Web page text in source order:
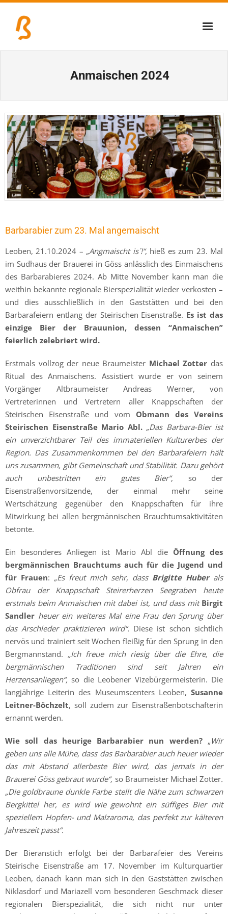
Tage der Industriekultur
Eisenstraßenmuseen
Veranstaltungen
Anmaischen 2024
Barbarabier zum 23. Mal angemaischt
Leoben, 21.10.2024 – „Angmaischt is´!“, hieß es zum 23. Mal
im Sudhaus der Brauerei in Göss anlässlich des Einmaischens
des Barbarabieres 2024. Ab Mitte November kann man die
weithin bekannte regionale Bierspezialität wieder verkosten –
und dies ausschließlich in den Gaststätten und bei den
Barbarafeiern entlang der Steirischen Eisenstraße. Es ist das
einzige Bier der Brauunion, dessen “Anmaischen”
feierlich zelebriert wird.
Erstmals vollzog der neue Braumeister Michael Zotter das
Ritual des Anmaischens. Assistiert wurde er von seinem
Vorgänger Altbraumeister Andreas Werner, von
Vertreterinnen und Vertretern aller Knappschaften der
Steirischen Eisenstraße und vom Obmann des Vereins
Steirischen Eisenstraße Mario Abl. „Das Barbara-Bier ist
ein unverzichtbarer Teil des immateriellen Kulturerbes der
Region. Das Zusammenkommen bei den Barbarafeiern hält
uns zusammen, gibt Gemeinschaft und Stabilität. Dazu gehört
auch unbestritten ein gutes Bier“, so der
Eisenstraßenvorsitzende, der einmal mehr seine
Wertschätzung gegenüber den Knappschaften für ihre
Mitwirkung bei allen bergmännischen Brauchtumsaktivitäten
betonte.
Ein besonderes Anliegen ist Mario Abl die Öffnung des
bergmännischen Brauchtums auch für die Jugend und
für Frauen: „Es freut mich sehr, dass Brigitte Huberals
Obfrau der Knappschaft Steirerherzen Seegraben heute
erstmals beim Anmaischen mit dabei ist, und dass mit Birgit
Sandler heuer ein weiteres Mal eine Frau den Sprung über
das Arschleder praktizieren wird“. Diese ist schon sichtlich
nervös und trainiert seit Wochen fleißig für den Sprung in den
Bergmannstand. „Ich freue mich riesig über die Ehre, die
bergmännischen Traditionen sind seit Jahren ein
Herzensanliegen“,so die Leobener Vizebürgermeisterin. Die
langjährige Leiterin des Museumscenters Leoben, Susanne
Leitner-Böchzelt, soll zudem zur Eisenstraßenbotschafterin
ernannt werden.
Wie soll das heurige Barbarabier nun werden? „Wir
geben uns alle Mühe, dass das Barbarabier auch heuer wieder
das mit Abstand allerbeste Bier wird, das jemals in der
Brauerei Göss gebraut wurde“, so Braumeister Michael Zotter.
„Die goldbraune dunkle Farbe stellt die Nähe zum schwarzen
Bergkittel her, es wird wie gewohnt ein süffiges Bier mit
speziellem Hopfen- und Malzaroma, das perfekt zur kälteren
Jahreszeit passt“.
Der Bieranstich erfolgt bei der Barbarafeier des Vereins
Steirische Eisenstraße am 17. November im Kulturquartier
Leoben, danach kann man sich in den Gaststätten zwischen
Niklasdorf und Mariazell vom besonderen Geschmack dieser
regionalen Bierspezialität, die sich nicht nur unter